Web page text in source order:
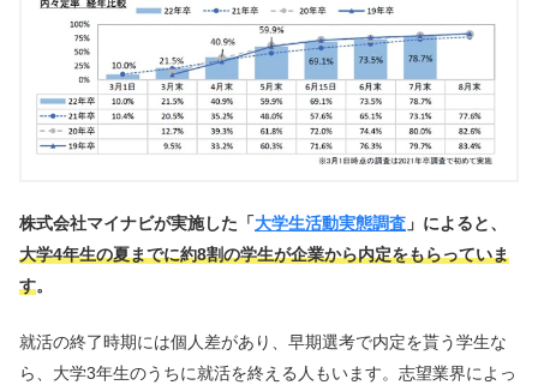
株式会社マイナビが実施した「大学生活動実態調査 」によると、
大学4年生の夏までに約8割の学生が企業から内定をもらっていま
す。
就活の終了時期には個人差があり、早期選考で内定を貰う学生な
ら、大学3年生のうちに就活を終える人もいます。志望業界によっ